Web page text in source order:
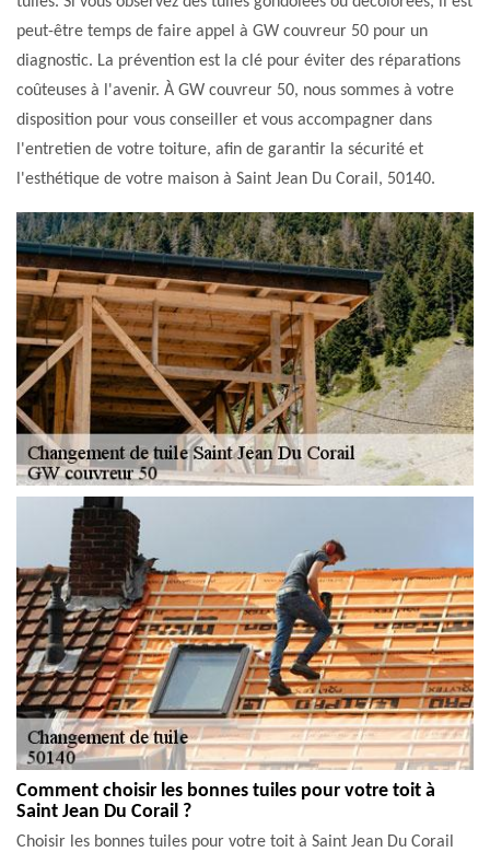
peut-être temps de faire appel à GW couvreur 50 pour un
diagnostic. La prévention est la clé pour éviter des réparations
coûteuses à l'avenir. À GW couvreur 50, nous sommes à votre
disposition pour vous conseiller et vous accompagner dans
l'entretien de votre toiture, afin de garantir la sécurité et
l'esthétique de votre maison à Saint Jean Du Corail, 50140.
Comment choisir les bonnes tuiles pour votre toit à
Saint Jean Du Corail ?
Choisir les bonnes tuiles pour votre toit à Saint Jean Du Corail